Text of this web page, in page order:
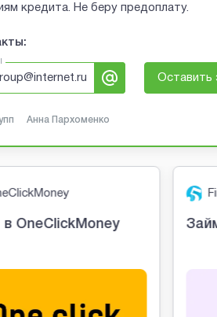
кредита. Не беру предоплату.
Оставить
Анна Пархоменко
OneClickMoney